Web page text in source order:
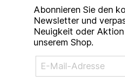
Abonnieren Sie den
Newsletter und
Neuigkeit oder
unserem Shop.